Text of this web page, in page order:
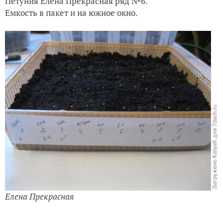
Емкость в пакет и на южное окно.
Елена Прекрасная